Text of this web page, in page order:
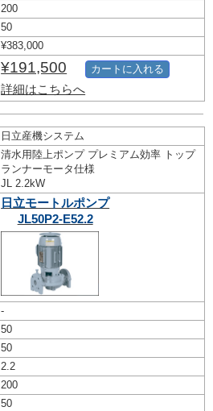
200
50
¥383,000
¥191,500
詳細はこちらへ
カートに入れる
日立産機システム
清水用陸上ポンプ プレミアム効率 トップ
ランナーモータ仕様
JL 2.2kW
日立モートルポンプ
JL50P2-E52.2
-
50
50
2.2
200
50